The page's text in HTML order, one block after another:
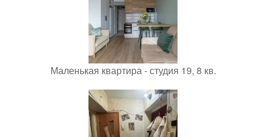
Маленькая квартира - студия 19, 8 кв.